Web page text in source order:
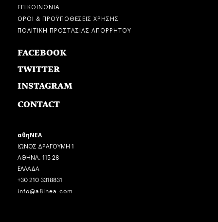
ΕΠΙΚΟΙΝΩΝΙΑ
ΟΡΟΙ & ΠΡΟΫΠΟΘΕΣΕΙΣ ΧΡΗΣΗΣ
ΠΟΛΙΤΙΚΗ ΠΡΟΣΤΑΣΙΑΣ ΑΠΟΡΡΗΤΟΥ
FACEBOOK
TWITTER
INSTAGRAM
CONTACT
αθηΝΕΑ
ΙΩΝΟΣ ΔΡΑΓΟΥΜΗ 1
ΑΘΗΝΑ, 115 28
ΕΛΛΑΔΑ
+30 210 3318831
info@a8inea.com